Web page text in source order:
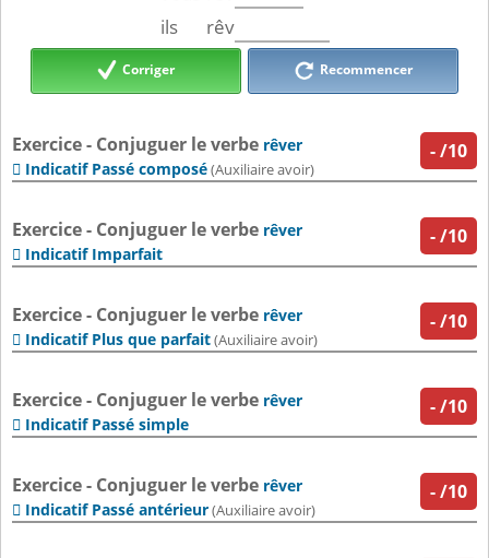
ils
rêv
Corriger Recommencer
-/10
Exercice - Conjuguer le verbe rêver
 Indicatif Passé composé(Auxiliaire avoir)
-/10
Exercice - Conjuguer le verbe rêver
 Indicatif Imparfait
-/10
Exercice - Conjuguer le verbe rêver
 Indicatif Plus que parfait(Auxiliaire avoir)
-/10
Exercice - Conjuguer le verbe rêver
 Indicatif Passé simple
-/10
Exercice - Conjuguer le verbe rêver
 Indicatif Passé antérieur(Auxiliaire avoir)